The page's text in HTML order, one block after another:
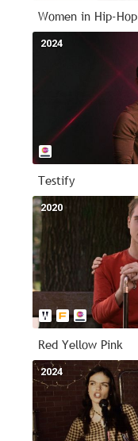
Women in Hip-Hop
2024
Testify
2020
Red Yellow Pink
2024